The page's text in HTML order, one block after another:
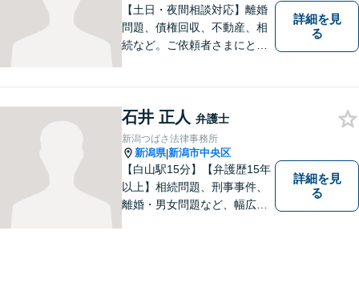
【土日・夜間相談対応】離婚
問題、債権回収、不動産、相
続など。ご依頼者さまにとっ
ず、わかりやすくご説明しま
す。お気軽にご相談ください
【子連れ相談可】
詳細を見
る
石井 正人 弁護士
新潟つばさ法律事務所
新潟県|新潟市中央区
【白山駅15分】【弁護歴15年
以上】相続問題、刑事事件、
離婚・男女問題など、幅広い
詳細を見
る